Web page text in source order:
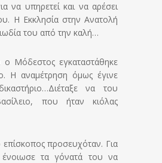
να υπηρετεί και να αρέσει
Η Εκκλησία στην Ανατολή
του από την καλή…
ο Μόδεστος εγκαταστάθηκε
Η αναμέτρηση όμως έγινε
να του
που ήταν κιόλας
προσευχόταν. Για
ένοιωσε τα γόνατά του να